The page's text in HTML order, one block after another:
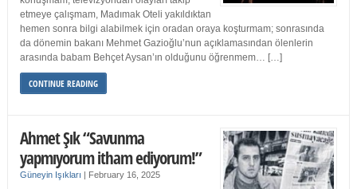
etmeye çalışmam, Madımak Oteli yakıldıktan
hemen sonra bilgi alabilmek için oradan oraya koşturmam; sonrasında
da dönemin bakanı Mehmet Gazioğlu’nun açıklamasından ölenlerin
arasında babam Behçet Aysan’ın olduğunu öğrenmem… […]
CONTINUE READING
Ahmet Şık “Savunma
yapmıyorum itham ediyorum!”
Güneyin Işıkları | February 16, 2025